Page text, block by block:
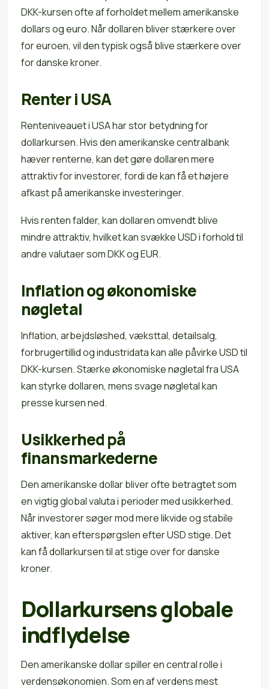
DKK-kursen ofte af forholdet mellem amerikanske
dollars og euro. Når dollaren bliver stærkere over
for euroen, vil den typisk også blive stærkere over
for danske kroner.
Renter i USA
Renteniveauet i USA har stor betydning for
dollarkursen. Hvis den amerikanske centralbank
hæver renterne, kan det gøre dollaren mere
attraktiv for investorer, fordi de kan få et højere
afkast på amerikanske investeringer.
Hvis renten falder, kan dollaren omvendt blive
mindre attraktiv, hvilket kan svække USD i forhold til
andre valutaer som DKK og EUR.
Inflation og økonomiske
nøgletal
Inflation, arbejdsløshed, væksttal, detailsalg,
forbrugertillid og industridata kan alle påvirke USD til
DKK-kursen. Stærke økonomiske nøgletal fra USA
kan styrke dollaren, mens svage nøgletal kan
presse kursen ned.
Usikkerhed på
finansmarkederne
Den amerikanske dollar bliver ofte betragtet som
en vigtig global valuta i perioder med usikkerhed.
Når investorer søger mod mere likvide og stabile
aktiver, kan efterspørgslen efter USD stige. Det
kan få dollarkursen til at stige over for danske
kroner.
Dollarkursens globale
indflydelse
Den amerikanske dollar spiller en central rolle i
verdensøkonomien. Som en af verdens mest